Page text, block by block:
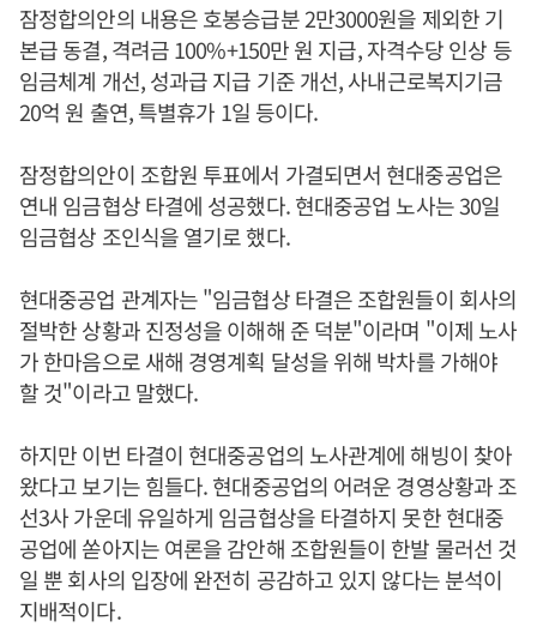
잠정합의안의 내용은 호봉승급분 2만3000원을 제외한 기
본급 동결, 격려금 100%+150만 원 지급, 자격수당 인상 등
임금체계 개선, 성과급 지급 기준 개선, 사내근로복지기금
20억 원 출연, 특별휴가 1일 등이다.
잠정합의안이 조합원 투표에서 가결되면서 현대중공업은
연내 임금협상 타결에 성공했다. 현대중공업 노사는 30일
임금협상 조인식을 열기로 했다.
현대중공업 관계자는 "임금협상 타결은 조합원들이 회사의
절박한 상황과 진정성을 이해해 준 덕분"이라며 "이제 노사
가 한마음으로 새해 경영계획 달성을 위해 박차를 가해야
할 것"이라고 말했다.
하지만 이번 타결이 현대중공업의 노사관계에 해빙이 찾아
왔다고 보기는 힘들다. 현대중공업의 어려운 경영상황과 조
선3사 가운데 유일하게 임금협상을 타결하지 못한 현대중
공업에 쏟아지는 여론을 감안해 조합원들이 한발 물러선 것
일 뿐 회사의 입장에 완전히 공감하고 있지 않다는 분석이
지배적이다.